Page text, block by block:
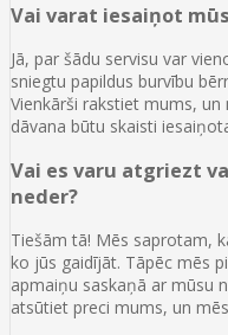
Vai varat iesaiņot
Jā, par šādu servisu var
sniegtu papildus burvību
Vienkārši rakstiet mums,
dāvana būtu skaisti
Vai es varu atgriezt
neder?
Tiešām tā! Mēs saprotam,
ko jūs gaidījāt. Tāpēc mēs
apmaiņu saskaņā ar mūsu
atsūtiet preci mums, un